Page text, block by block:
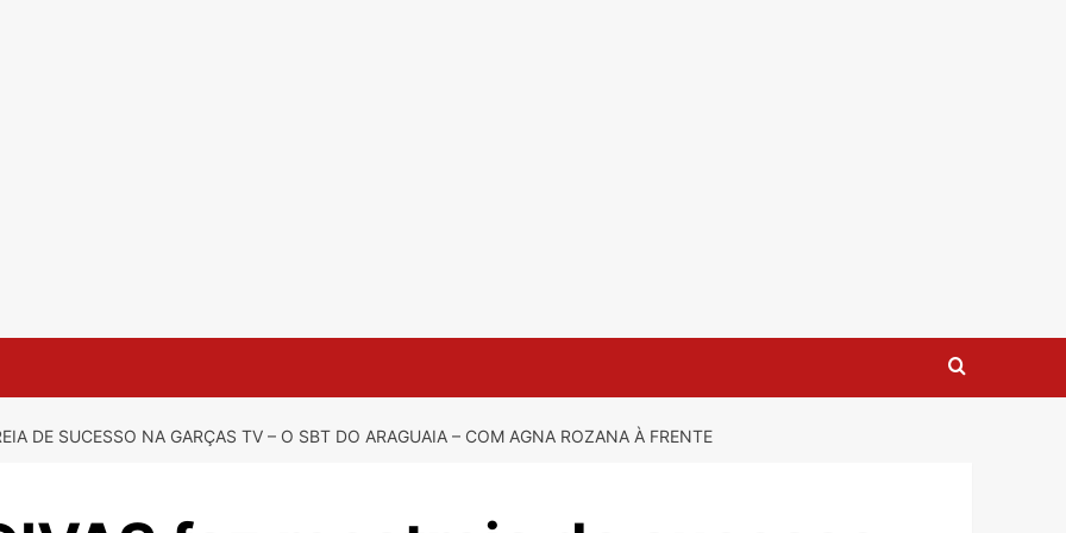
DE SUCESSO NA GARÇAS TV – O SBT DO ARAGUAIA – COM AGNA ROZANA À FRENTE